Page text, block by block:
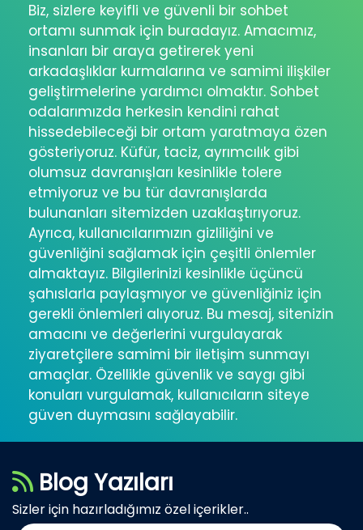
Biz, sizlere keyifli ve güvenli bir sohbet
ortamı sunmak için buradayız. Amacımız,
insanları bir araya getirerek yeni
arkadaşlıklar kurmalarına ve samimi ilişkiler
geliştirmelerine yardımcı olmaktır. Sohbet
odalarımızda herkesin kendini rahat
hissedebileceği bir ortam yaratmaya özen
gösteriyoruz. Küfür, taciz, ayrımcılık gibi
olumsuz davranışları kesinlikle tolere
etmiyoruz ve bu tür davranışlarda
bulunanları sitemizden uzaklaştırıyoruz.
Ayrıca, kullanıcılarımızın gizliliğini ve
güvenliğini sağlamak için çeşitli önlemler
almaktayız. Bilgilerinizi kesinlikle üçüncü
şahıslarla paylaşmıyor ve güvenliğiniz için
gerekli önlemleri alıyoruz. Bu mesaj, sitenizin
amacını ve değerlerini vurgulayarak
ziyaretçilere samimi bir iletişim sunmayı
amaçlar. Özellikle güvenlik ve saygı gibi
konuları vurgulamak, kullanıcıların siteye
güven duymasını sağlayabilir.
Blog Yazıları
Sizler için hazırladığımız özel içerikler..